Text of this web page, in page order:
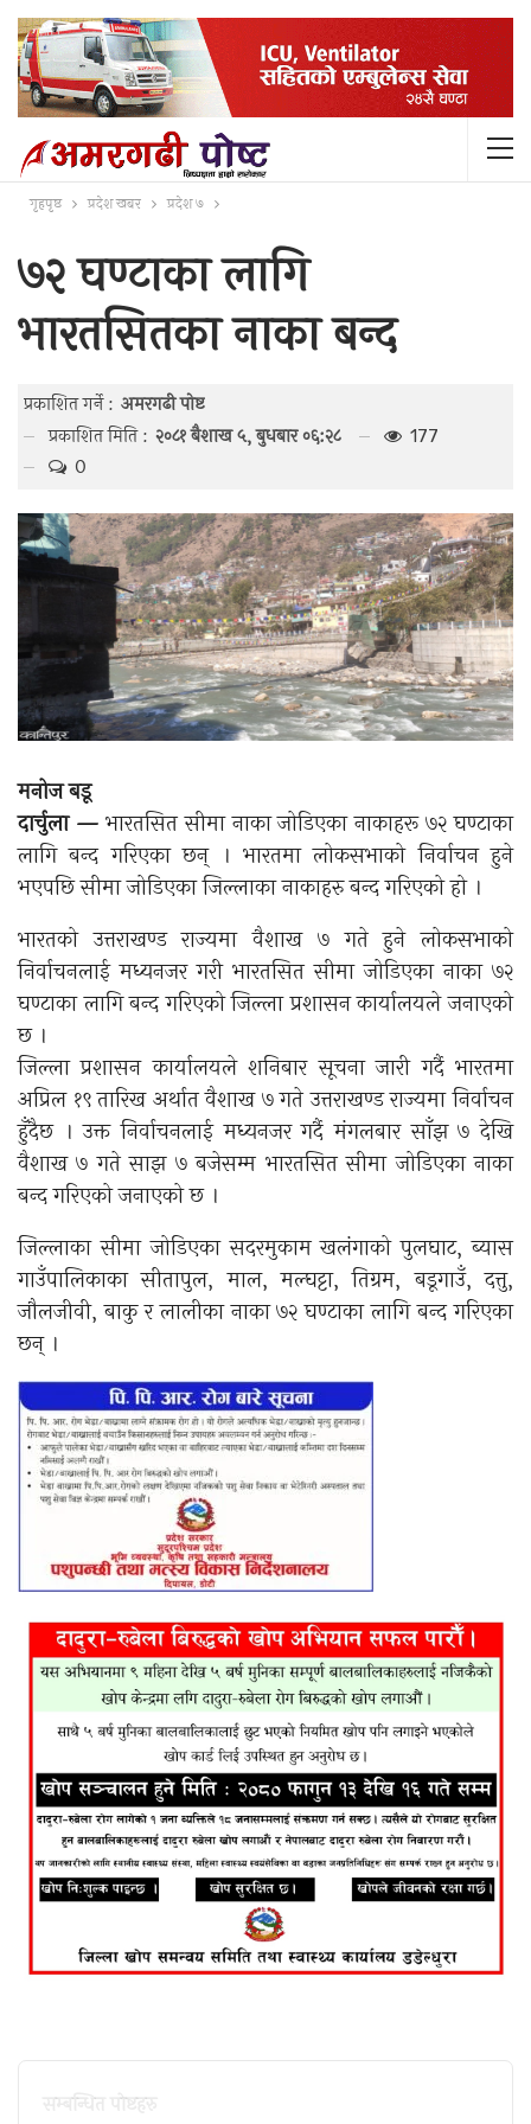
गृहपृष्ठ प्रदेश खबर प्रदेश ७
७२ घण्टाका लागि
भारतसितका नाका बन्द
प्रकाशित गर्ने : अमरगढी पाेष्ट
प्रकाशित मिति : २०८१ बैशाख ५, बुधबार ०६:२८ 177
0
मनोज बडू
दार्चुला —भारतसित सीमा नाका जोडिएका नाकाहरू ७२ घण्टाका
लागि बन्द गरिएका छन् । भारतमा लोकसभाको निर्वाचन हुने
भएपछि सीमा जोडिएका जिल्लाका नाकाहरु बन्द गरिएको हो ।
भारतको उत्तराखण्ड राज्यमा वैशाख ७ गते हुने लोकसभाको
निर्वाचनलाई मध्यनजर गरी भारतसित सीमा जोडिएका नाका ७२
घण्टाका लागि बन्द गरिएको जिल्ला प्रशासन कार्यालयले जनाएको
छ ।
जिल्ला प्रशासन कार्यालयले शनिबार सूचना जारी गर्दै भारतमा
अप्रिल १९ तारिख अर्थात वैशाख ७ गते उत्तराखण्ड राज्यमा निर्वाचन
हुँदैछ । उक्त निर्वाचनलाई मध्यनजर गर्दै मंगलबार साँझ ७ देखि
वैशाख ७ गते साझ ७ बजेसम्म भारतसित सीमा जोडिएका नाका
बन्द गरिएको जनाएको छ ।
जिल्लाका सीमा जोडिएका सदरमुकाम खलंगाको पुलघाट, ब्यास
गाउँपालिकाका सीतापुल, माल, मल्घट्टा, तिग्रम, बडूगाउँ, दत्तु,
जौलजीवी, बाकु र लालीका नाका ७२ घण्टाका लागि बन्द गरिएका
छन् ।
सम्बन्धित पाेष्टहरु